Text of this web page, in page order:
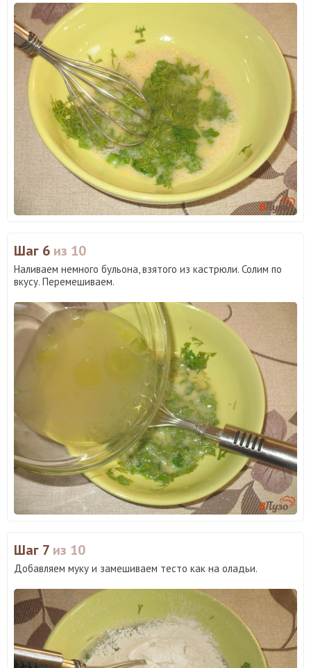
Шаг 6 из 10
Наливаем немного бульона, взятого из кастрюли. Солим по
вкусу. Перемешиваем.
Шаг 7 из 10
Добавляем муку и замешиваем тесто как на оладьи.